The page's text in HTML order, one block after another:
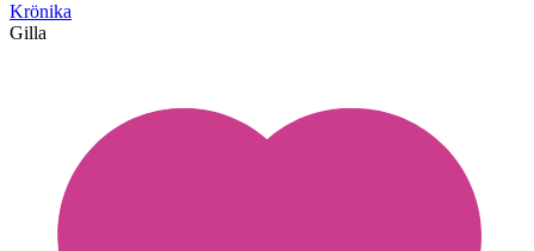
Krönika
Gilla